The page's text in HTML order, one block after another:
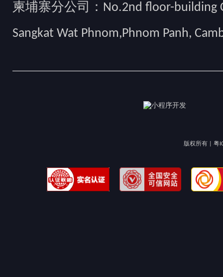
柬埔寨分公司：No.2nd floor-building
Sangkat Wat Phnom,Phnom Panh,
版权所有 | 粤